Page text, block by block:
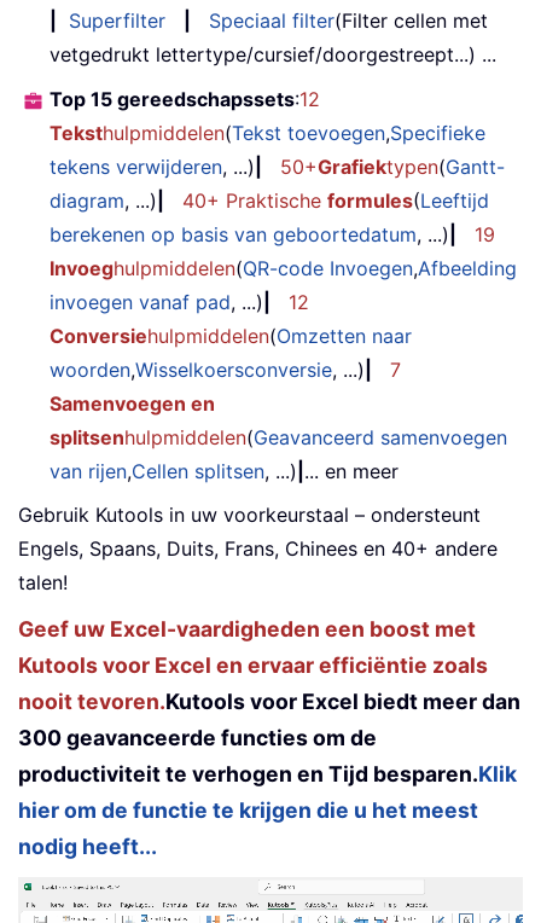
Superfilter Speciaal filter(Filter cellen met
vetgedrukt lettertype/cursief/doorgestreept...) ...
Top 15 gereedschapssets:12
Teksthulpmiddelen(Tekst toevoegen,Specifieke
tekens verwijderen, ...) 50+Grafiektypen(Gantt-
diagram, ...) 40+ Praktische formules(Leeftijd
berekenen op basis van geboortedatum, ...)
19
Invoeghulpmiddelen(QR-code Invoegen,Afbeelding
invoegen vanaf pad, ...)
12
Conversiehulpmiddelen(Omzetten naar
woorden,Wisselkoersconversie, ...)
7
Samenvoegen en
splitsenhulpmiddelen(Geavanceerd samenvoegen
van rijen,Cellen splitsen, ...) ... en meer
Gebruik Kutools in uw voorkeurstaal – ondersteunt
Engels, Spaans, Duits, Frans, Chinees en 40+ andere
talen!
Geef uw Excel-vaardigheden een boost met
Kutools voor Excel en ervaar efficiëntie zoals
nooit tevoren.Kutools voor Excel biedt meer dan
300 geavanceerde functies om de
productiviteit te verhogen en Tijd besparen.Klik
hier om de functie te krijgen die u het meest
nodig heeft...